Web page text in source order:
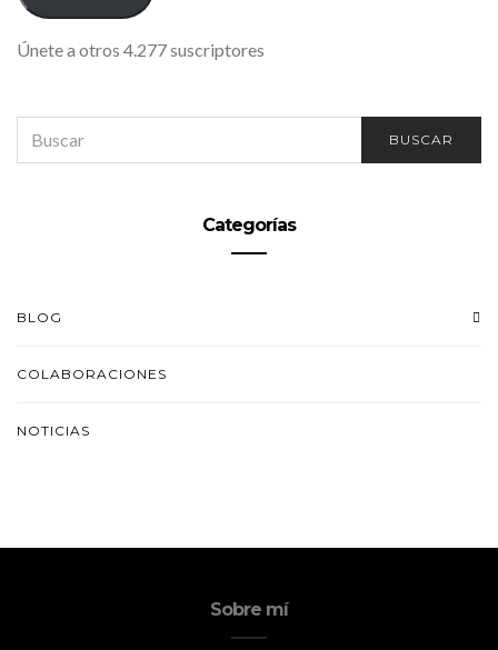
Únete a otros 4.277 suscriptores
FOR:
BUSCAR
Categorías
BLOG
COLABORACIONES
NOTICIAS
Sobre mí